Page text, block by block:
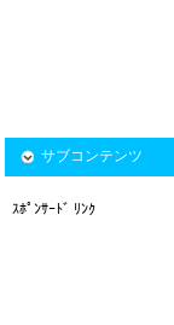
サブコンテンツ
ｽﾎﾟﾝｻｰﾄﾞ ﾘﾝｸ